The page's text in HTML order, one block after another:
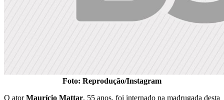
Foto: Reprodução/Instagram
O atorMaurício Mattar, 55 anos, foi internado na madrugada desta